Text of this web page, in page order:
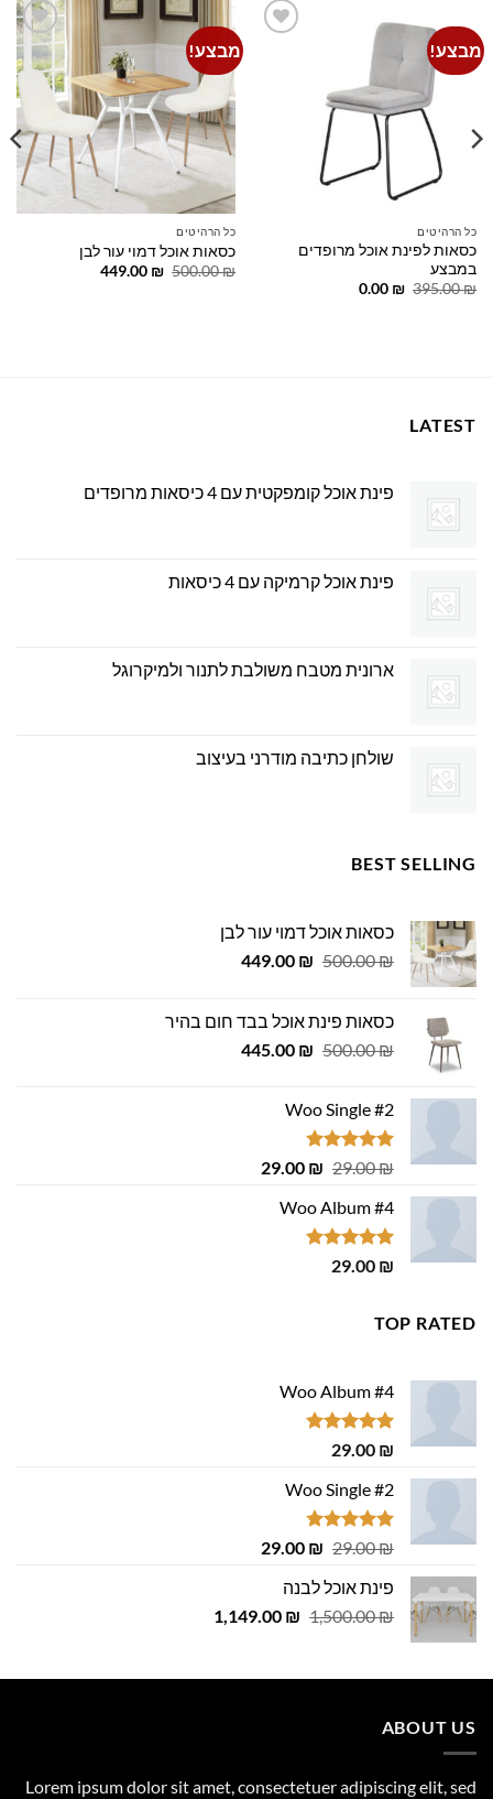
מבצע!
כל הרהיטים
כסאות לפינת אוכל מרופדים
במבצע
395.00₪
המחיר
0.00 ₪
המחיר
מבצע!
Add to
wishlist
כל הרהיטים
כסאות אוכל דמוי עור לבן
500.00₪
המחיר
449.00 ₪
המחיר
LATEST
פינת אוכל קומפקטית עם 4 כיסאות מרופדים
פינת אוכל קרמיקה עם 4 כיסאות
ארונית מטבח משולבת לתנור ולמיקרוגל
שולחן כתיבה מודרני בעיצוב
BEST SELLING
כסאות אוכל דמוי עור לבן
500.00₪
המחיר
500.00 ₪.
449.00 ₪
המחיר
449.00 ₪.
כסאות פינת אוכל בבד חום בהיר
500.00₪
המחיר
500.00 ₪.
445.00 ₪
המחיר
Woo Single #2
דורג4.75
29.00₪
המחיר
היה:
29.00 ₪.
29.00 ₪
המחיר
Woo Album #4
דורג5.00
29.00 ₪
TOP RATED
Woo Album #4
דורג5.00
29.00 ₪
Woo Single #2
דורג4.75
29.00₪
המחיר
היה:
29.00 ₪.
29.00 ₪
המחיר
29.00 ₪.
פינת אוכל לבנה
1,500.00₪
המחיר
1,500.00 ₪.
1,149.00 ₪
המחיר
1,149.00 ₪.
ABOUT US
Lorem ipsum dolor sit amet, consectetuer adipiscing elit, sed